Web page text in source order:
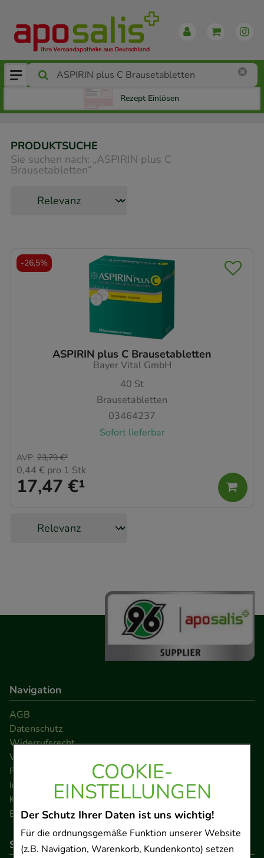
COOKIE-
EINSTELLUNGEN
Der Schutz Ihrer Daten ist uns wichtig!
Für die ordnungsgemäße Funktion unserer Website
(z.B. Navigation, Warenkorb, Kundenkonto) setzen
Rezept Einlösen
PRODUKTSUCHE
Sie suchen nach: „ASPIRIN plus C
Brausetabletten“
ASPIRIN plus C Brausetabletten
Bayer Vital GmbH
40 St
Brausetabletten
03464237
Sofort lieferbar
17,47 €¹
AVP: 23,79 €²
0,44 € pro 1 Stk
-26,5%
Navigation
AGB
Datenschutz
Widerrufsrecht
Versandkosten
FAQ
Impressum
Kontakt
Barrierefreiheitserklärung
So können Sie bezahlen